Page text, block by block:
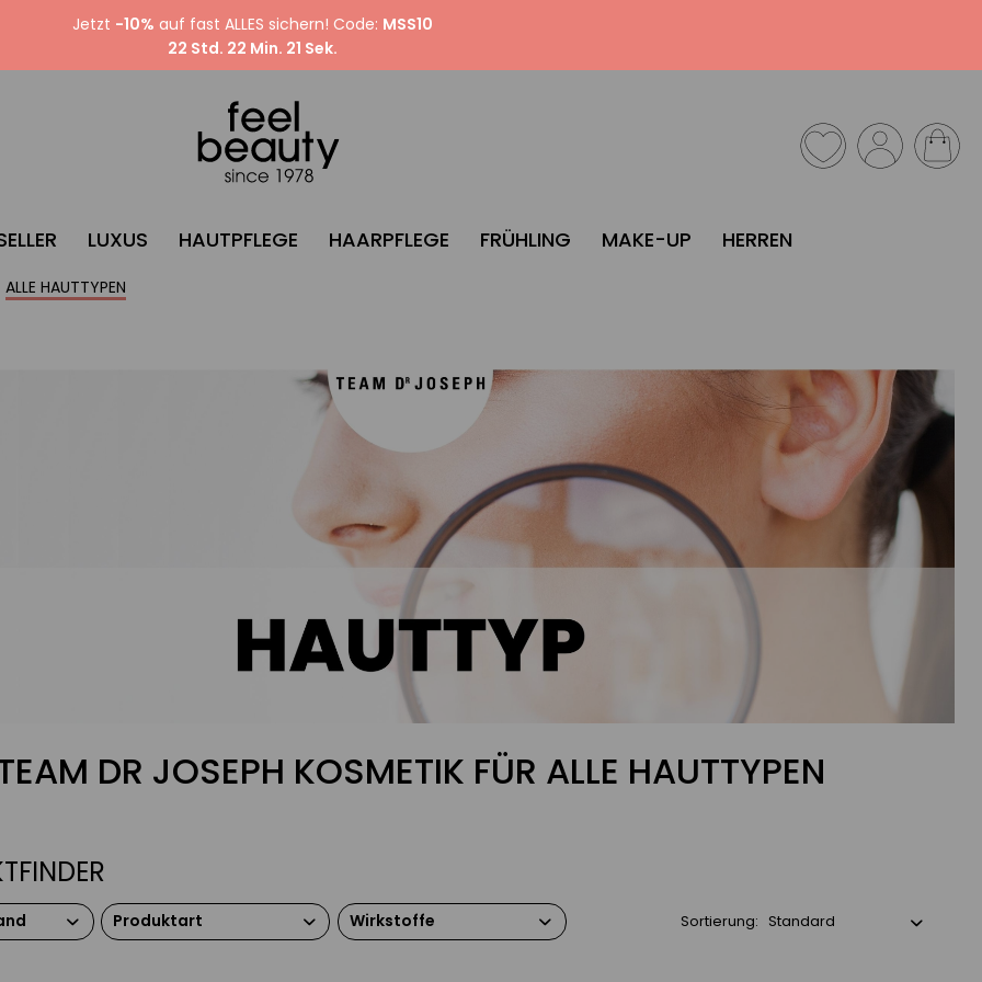
Jetzt -10% auf fast ALLES sichern! Code: MSS10
22 Std. 22 Min. 19 Sek.
LUXUS HAUTPFLEGE HAARPFLEGE FRÜHLING MAKE-UP HERREN
ALLE HAUTTYPEN
DR JOSEPH KOSMETIK FÜR ALLE HAUTTYPEN
Produktart Wirkstoffe Sortierung: